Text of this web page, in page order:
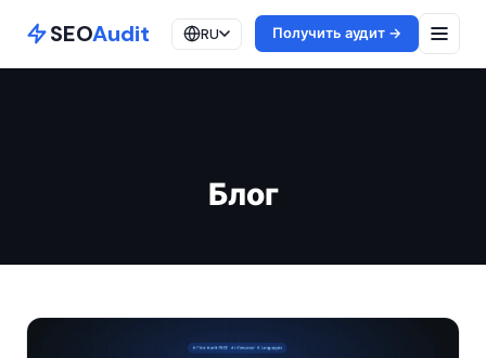
SEOAudit RU Получить аудит →
Блог